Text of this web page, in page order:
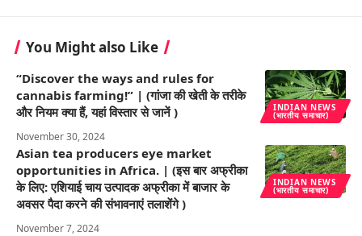
You Might also Like
INDIAN NEWS
(भारतीय समाचार)
“Discover the ways and rules for
cannabis farming!” | (गांजा की खेती के तरीके
और नियम क्या हैं, यहां विस्तार से जानें )
November 30, 2024
INDIAN NEWS
(भारतीय समाचार)
Asian tea producers eye market
opportunities in Africa. | (इस बार अफ्रीका
के लिए: एशियाई चाय उत्पादक अफ्रीका में बाजार के
अवसर पैदा करने की संभावनाएं तलाशेंगे )
November 7, 2024